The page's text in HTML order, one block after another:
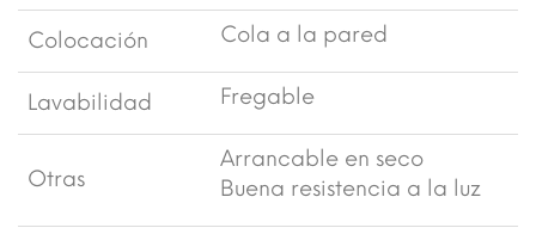
Colocación Cola a la pared
Lavabilidad Fregable
Otras
Arrancable en seco
Buena resistencia a la luz